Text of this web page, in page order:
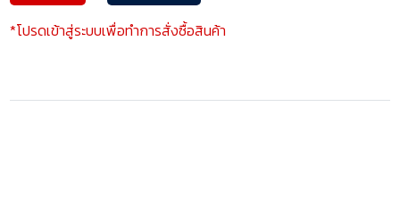
*โปรดเข้าสู่ระบบเพื่อทำการสั่งซื้อสินค้า